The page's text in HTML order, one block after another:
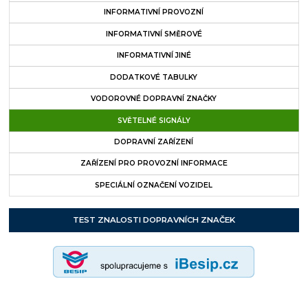
INFORMATIVNÍ PROVOZNÍ
INFORMATIVNÍ SMĚROVÉ
INFORMATIVNÍ JINÉ
DODATKOVÉ TABULKY
VODOROVNÉ DOPRAVNÍ ZNAČKY
SVĚTELNÉ SIGNÁLY
DOPRAVNÍ ZAŘÍZENÍ
ZAŘÍZENÍ PRO PROVOZNÍ INFORMACE
SPECIÁLNÍ OZNAČENÍ VOZIDEL
TEST ZNALOSTI DOPRAVNÍCH ZNAČEK